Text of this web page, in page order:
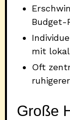
Budget-
mit
Oft
Große